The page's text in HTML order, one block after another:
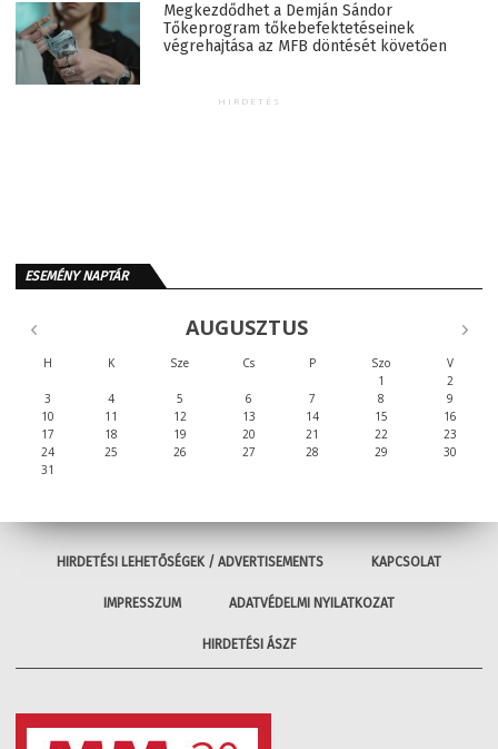
Megkezdődhet a Demján Sándor
Tőkeprogram tőkebefektetéseinek
végrehajtása az MFB döntését követően
HIRDETÉS
ESEMÉNY NAPTÁR
AUGUSZTUS
H K Sze Cs P Szo
V
1
2
3
4 5 6 7 8
9
10
11 12 13 14 15
16
17
18 19 20 21 22
23
24
25 26 27 28 29
30
31
HIRDETÉSI LEHETŐSÉGEK / ADVERTISEMENTS KAPCSOLAT
IMPRESSZUM ADATVÉDELMI NYILATKOZAT
HIRDETÉSI ÁSZF